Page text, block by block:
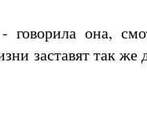
она,
заставят так же